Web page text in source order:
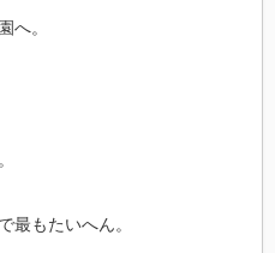
へ。
最もたいへん。